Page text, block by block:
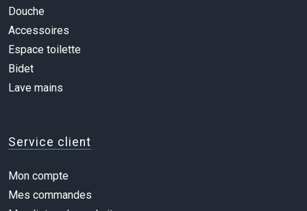
Douche
Accessoires
Espace toilette
Bidet
Lave mains
Service client
Mon compte
Mes commandes